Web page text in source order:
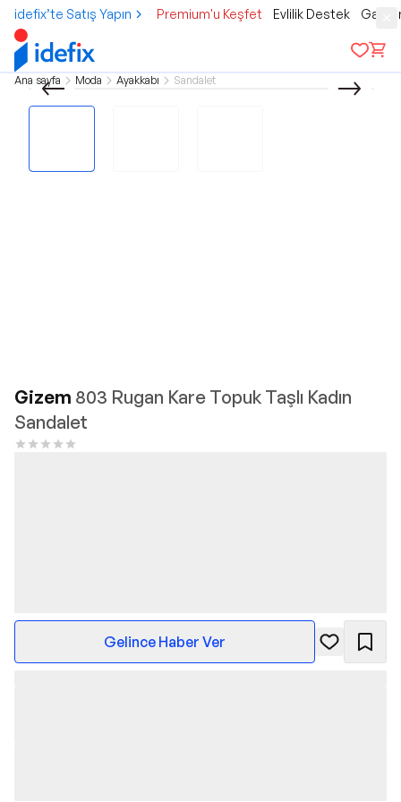
idefix’te Satış Yapın Premium'u Keşfet Evlilik Destek
Ana sayfa Moda Ayakkabı Sandalet
Gizem 803 Rugan Kare Topuk Taşlı Kadın
Sandalet
Gelince Haber Ver